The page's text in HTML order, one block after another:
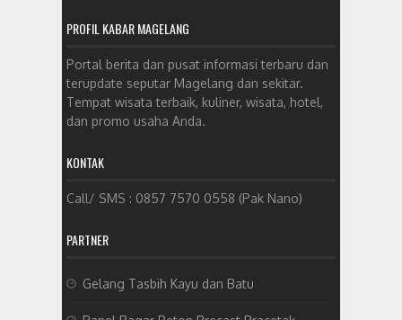
PROFIL KABAR MAGELANG
Portal berita dan pusat informasi terbaru dan
terupdate seputar Magelang dan sekitar.
Tempat wisata terbaik, kuliner, wisata, hotel,
dan promo usaha Anda.
KONTAK
Call/ SMS : 0857 7570 0558 (Pak Nano)
PARTNER
Gelang Tasbih Kayu dan Batu